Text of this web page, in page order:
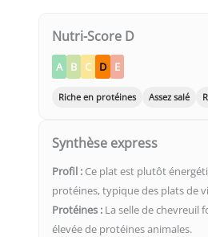
Nutri-Score D
A B C D E
Riche en protéines Assez salé
Synthèse express
Profil : Ce plat est plutôt
protéines, typique des plats de
Protéines : La selle de chevreuil
élevée de protéines animales.